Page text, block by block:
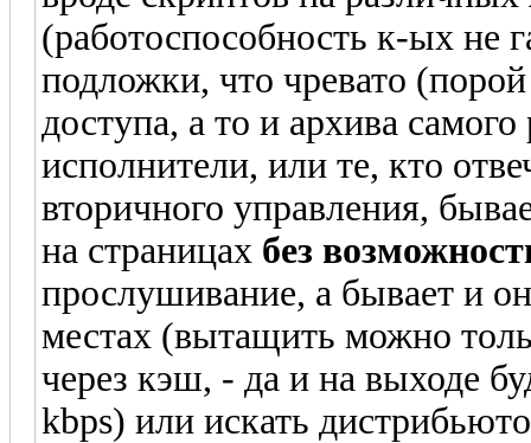
(работоспособность к-ых не
подложки, что чревато
доступа, а то и архива
исполнители, или те, кто
вторичного управления,
на страницах без
прослушивание, а бывает и
местах (вытащить можно
через кэш, - да и на выходе
kbps) или искать